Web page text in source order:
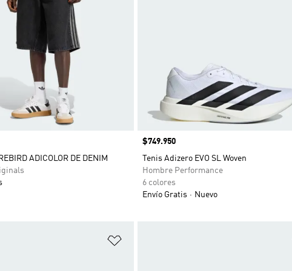
ADICOLOR DE DENIM
Precio
$749.950
Tenis Adizero EVO SL Woven
Hombre Performance
6 colores
Envío Gratis
Nuevo